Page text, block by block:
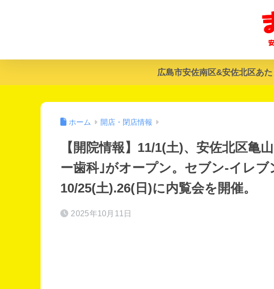
広島市安佐南区&安佐北区あ
ホーム 開店・閉店情報
【開院情報】11/1(土)、安佐北区亀
ー歯科｣がオープン。セブン-イレブ
10/25(土).26(日)に内覧会を開催。
2025年10月11日